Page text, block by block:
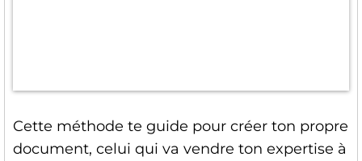
Cette méthode te guide pour créer ton propre
document, celui qui va vendre ton expertise à